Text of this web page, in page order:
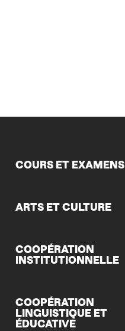
COURS ET EXAMENS
ARTS ET CULTURE
COOPÉRATION
INSTITUTIONNELLE
COOPÉRATION
LINGUISTIQUE ET
ÉDUCATIVE